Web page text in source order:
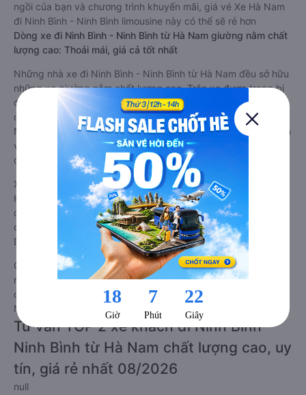
ngồi của bạn và chương trình khuyến mãi, giá vé Xe Hà Nam
đi Ninh Bình - Ninh Bình limousine này có thể sẽ rẻ hơn
Dòng xe đi Ninh Bình - Ninh Bình từ Hà Nam giường nằm chất
lượng cao: Thoải mái, giá cả tốt nhất
Những nhà xe đi Ninh Bình - Ninh Bình từ Hà Nam đều sở hữu
những xe giường nằm chất lượng cao. Trên xe được trang bị
đầy đủ các trang thiết bị hiện đại phục vụ cho nhu cầu di
chuyển của hành khách. Bên cạnh đó, các hãng xe khách Hà
Nam Ninh Bình - Ninh Bình luôn chú trọng đến chất lượng dịch
vụ, không ngừng cải thiện để mang đến trải nghiệm hoàn hảo
cho hành khách.
Xe Hà Nam Ninh Bình - Ninh Bình giường nằm tốt nhất: Xe từ
Hà Nam đi Ninh Bình - Ninh Bình giường nằm được đánh giá
chung chất lượng Tốt với điểm đánh giá trung bình từ 4.4/5
dựa trên 67 phản hồi của hành khách Xe về Ninh Bình - Ninh
Bình từ Hà Nam.
Giá vé xe giường nằm đi Ninh Bình - Ninh Bình từ Hà Nam
nhất là 150000VND của hãng xe Tiến Tiến. Tùy thuộc vào
chương trình khuyến mãi, giá vé Xe Hà Nam đi Ninh Bình -
Ninh Bình giường nằm này có thể sẽ rẻ hơn.
Tư vấn TOP 2 xe khách đi Ninh Bình -
Ninh Bình từ Hà Nam chất lượng cao, uy
tín, giá rẻ nhất 08/2026
null